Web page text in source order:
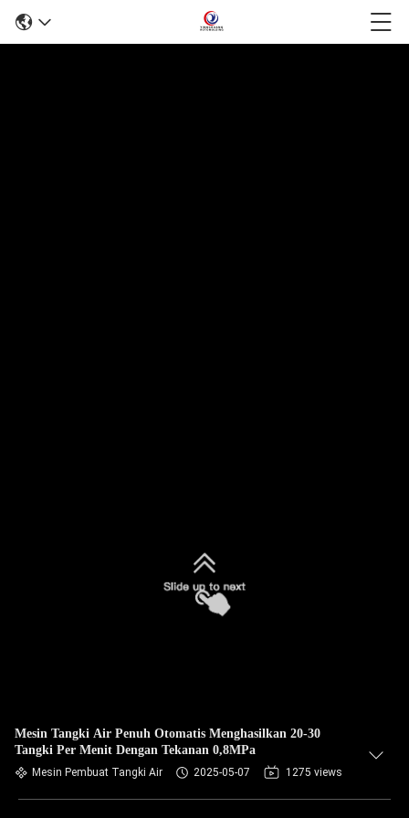
Mesin Tangki Air Penuh Otomatis Menghasilkan 20-30
Tangki Per Menit Dengan Tekanan 0,8MPa
Mesin Pembuat Tangki Air 2025-05-07 1275 views